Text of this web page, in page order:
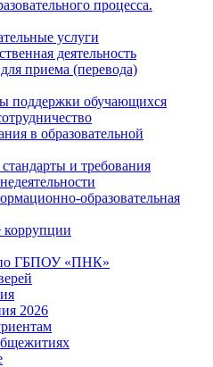
процесса.
услуги
деятельность
приема (перевода)
поддержки обучающихся
в образовательной
и требования
образовательная
коррупции
по ГБПОУ «ПНК»
2026